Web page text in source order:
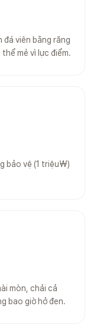
đá viên bằng răng
mẻ vì lực điểm.
bảo vệ (1 triệu₩)
mòn, chải cả
bao giờ hở đen.